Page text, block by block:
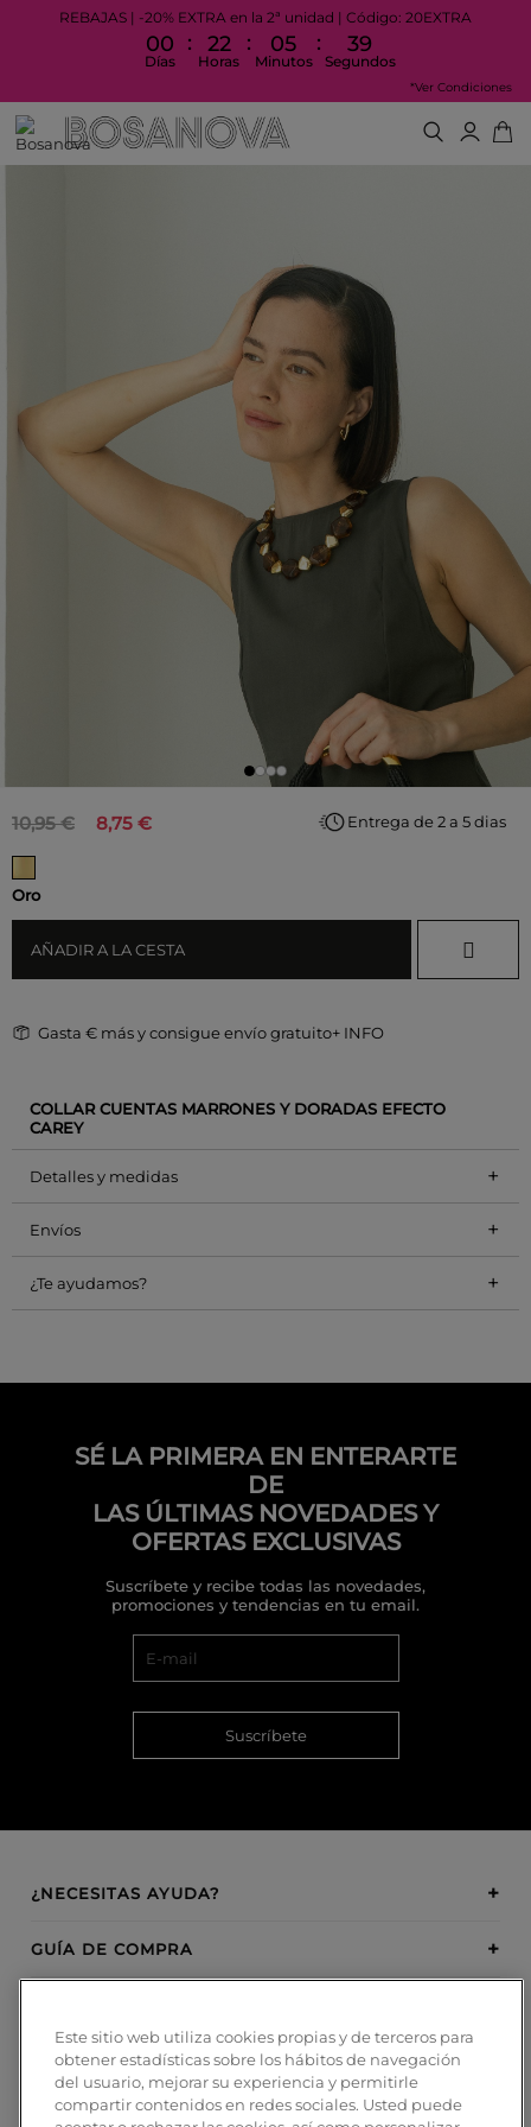
REBAJAS | -20% EXTRA en la 2ª unidad | Código: 20EXTRA
00
Días
: 22
Horas
: 05
Minutos
: 39
Segundos
*Ver Condiciones
8,75 €
10,95 €
Oro
AÑADIR A LA CESTA
Entrega de 2 a 5 dias
Gasta € más y consigue envío gratuito+ INFO
COLLAR CUENTAS MARRONES Y DORADAS EFECTO
CAREY
Detalles y medidas +
Envíos +
¿Te ayudamos? +
SÉ LA PRIMERA EN ENTERARTE
DE
LAS ÚLTIMAS NOVEDADES Y
OFERTAS EXCLUSIVAS
Suscríbete y recibe todas las novedades,
promociones y tendencias en tu email.
Suscríbete
¿NECESITAS AYUDA?
GUÍA DE COMPRA
INSPIRATION
Este sitio web utiliza cookies propias y de terceros para
obtener estadísticas sobre los hábitos de navegación
del usuario, mejorar su experiencia y permitirle
compartir contenidos en redes sociales. Usted puede